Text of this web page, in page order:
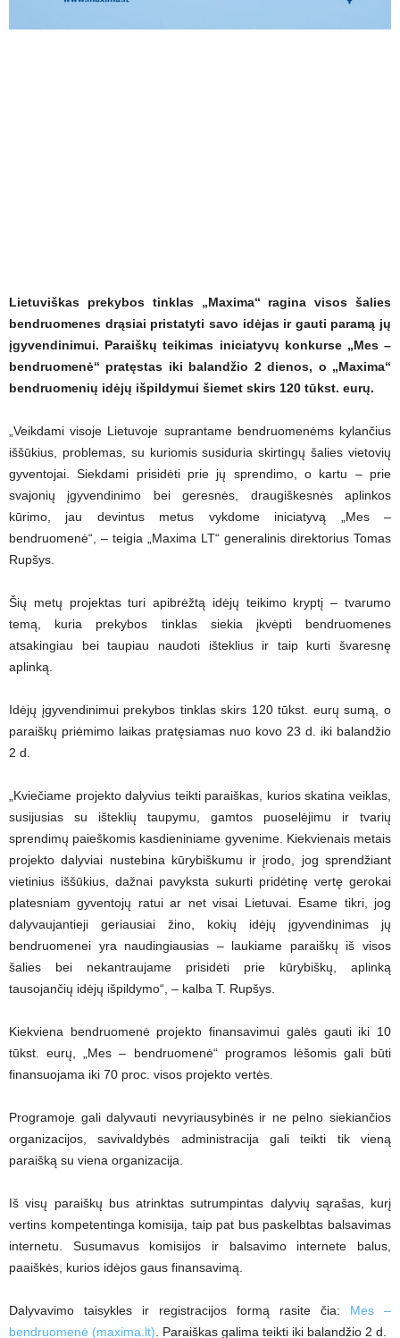
Lietuviškas prekybos tinklas „Maxima“ ragina visos šalies
bendruomenes drąsiai pristatyti savo idėjas ir gauti paramą jų
įgyvendinimui. Paraiškų teikimas iniciatyvų konkurse „Mes –
bendruomenė“ pratęstas iki balandžio 2 dienos, o „Maxima“
bendruomenių idėjų išpildymui šiemet skirs 120 tūkst. eurų.
„Veikdami visoje Lietuvoje suprantame bendruomenėms kylančius
iššūkius, problemas, su kuriomis susiduria skirtingų šalies vietovių
gyventojai. Siekdami prisidėti prie jų sprendimo, o kartu – prie
svajonių įgyvendinimo bei geresnės, draugiškesnės aplinkos
kūrimo, jau devintus metus vykdome iniciatyvą „Mes –
bendruomenė“, – teigia „Maxima LT“ generalinis direktorius Tomas
Rupšys.
Šių metų projektas turi apibrėžtą idėjų teikimo kryptį – tvarumo
temą, kuria prekybos tinklas siekia įkvėpti bendruomenes
atsakingiau bei taupiau naudoti išteklius ir taip kurti švaresnę
aplinką.
Idėjų įgyvendinimui prekybos tinklas skirs 120 tūkst. eurų sumą, o
paraiškų priėmimo laikas pratęsiamas nuo kovo 23 d. iki balandžio
2 d.
„Kviečiame projekto dalyvius teikti paraiškas, kurios skatina veiklas,
susijusias su išteklių taupymu, gamtos puoselėjimu ir tvarių
sprendimų paieškomis kasdieniniame gyvenime. Kiekvienais metais
projekto dalyviai nustebina kūrybiškumu ir įrodo, jog sprendžiant
vietinius iššūkius, dažnai pavyksta sukurti pridėtinę vertę gerokai
platesniam gyventojų ratui ar net visai Lietuvai. Esame tikri, jog
dalyvaujantieji geriausiai žino, kokių idėjų įgyvendinimas jų
bendruomenei yra naudingiausias – laukiame paraiškų iš visos
šalies bei nekantraujame prisidėti prie kūrybiškų, aplinką
tausojančių idėjų išpildymo“, – kalba T. Rupšys.
Kiekviena bendruomenė projekto finansavimui galės gauti iki 10
tūkst. eurų, „Mes – bendruomenė“ programos lėšomis gali būti
finansuojama iki 70 proc. visos projekto vertės.
Programoje gali dalyvauti nevyriausybinės ir ne pelno siekiančios
organizacijos, savivaldybės administracija gali teikti tik vieną
paraišką su viena organizacija.
Iš visų paraiškų bus atrinktas sutrumpintas dalyvių sąrašas, kurį
vertins kompetentinga komisija, taip pat bus paskelbtas balsavimas
internetu. Susumavus komisijos ir balsavimo internete balus,
paaiškės, kurios idėjos gaus finansavimą.
Dalyvavimo taisykles ir registracijos formą rasite čia: Mes –
bendruomenė (maxima.lt) . Paraiškas galima teikti iki balandžio 2 d.